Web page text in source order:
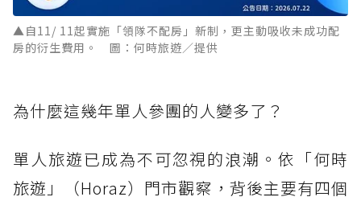
▲自11/ 11起實施「領隊不配房」新制，更主動吸收未成功配
房的衍生費用。 圖：何時旅遊／提供
為什麼這幾年單人參團的人變多了？
單人旅遊已成為不可忽視的浪潮。依「何時
旅遊」（Horaz）門市觀察，背後主要有四個